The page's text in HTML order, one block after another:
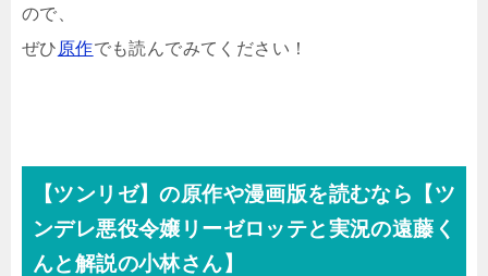
ので、
ぜひ 原作でも読んでみてください！
【ツンリゼ】の原作や漫画版を読むなら【ツ
ンデレ悪役令嬢リーゼロッテと実況の遠藤く
んと解説の小林さん】